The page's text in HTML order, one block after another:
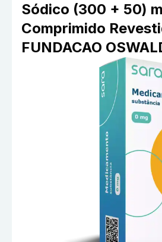
Sódico (300 + 50)
Comprimido
FUNDACAO